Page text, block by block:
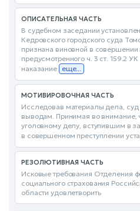
ОПИСАТЕЛЬНАЯ ЧАСТЬ
В судебном заседании
Кедровского городского суда
признана виновной в совершении
предусмотренного ч. 3 ст. 159.2
наказание еще...
МОТИВИРОВОЧНАЯ ЧАСТЬ
Исследовав материалы дела,
выводам. Принимая во внимание,
уголовному делу, вступившим в
в совершенном преступлении
РЕЗОЛЮТИВНАЯ ЧАСТЬ
Исковые требования Отделения
социального страхования
области удовлетворить